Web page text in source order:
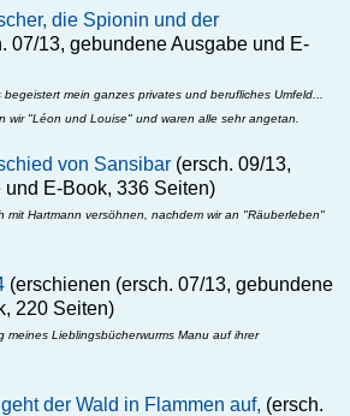
die Spionin und der
07/13, gebundene Ausgabe und E-
mein ganzes privates und berufliches Umfeld...
wir "Léon und Louise" und waren alle sehr angetan.
von Sansibar (ersch. 09/13,
E-Book, 336 Seiten)
mit Hartmann versöhnen, nachdem wir an "Räuberleben"
(erschienen (ersch. 07/13, gebundene
220 Seiten)
meines Lieblingsbücherwurms Manu auf ihrer
der Wald in Flammen auf, (ersch.